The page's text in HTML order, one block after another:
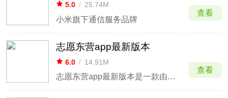
5.0 / 25.74M
小米旗下通信服务品牌
查看
志愿东营app最新版本
6.0 / 14.91M
志愿东营app最新版本是一款由东营市文明办、市民政局、团市委共同建设的志愿服务官方平台，最新版中还特别优化了系统性能，使得用户的体验能够变得更顺畅。就该软件本身而言，它既是作为志愿者活动的主阵地，同时也作为东营市精神文明建设的一部分进行运作，承担着还原活动现场的重要职责，坚
查看